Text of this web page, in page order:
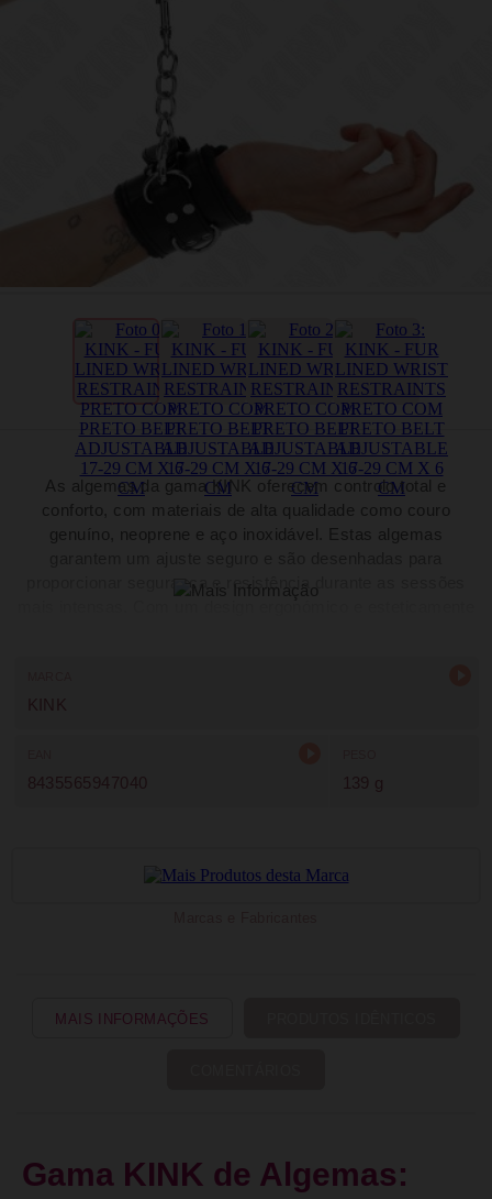
As algemas da gama KINK oferecem controlo total e
conforto, com materiais de alta qualidade como couro
genuíno, neoprene e aço inoxidável. Estas algemas
proporcionar segurança e resistência durante as sessões
KINK
8435565947040 139 g
MAIS INFORMAÇÕES
Gama KINK de Algemas: